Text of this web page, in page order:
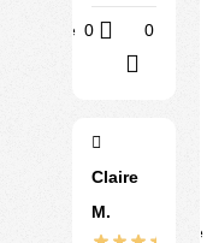
Utile 0 0
Claire
M.
Utile